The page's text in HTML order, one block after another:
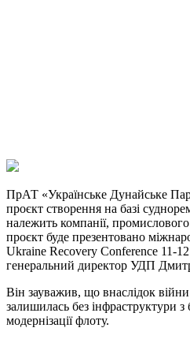
Link
Print
ПрАТ «Українське Дунайське
проєкт створення на базі
належить компанії,
проєкт буде презентовано
Ukraine Recovery Conference 11-
генеральний директор УДП
Він зауважив, що внаслідок
залишилась без інфраструктури
модернізації флоту.